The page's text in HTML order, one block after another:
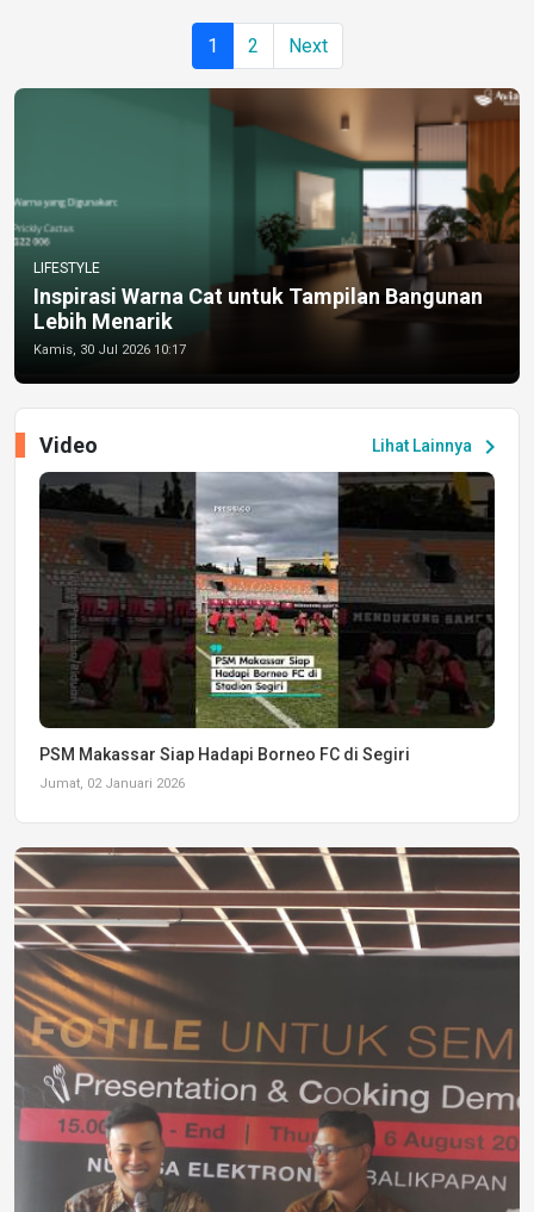
1 2 Next
LIFESTYLE
Inspirasi Warna Cat untuk Tampilan Bangunan
Lebih Menarik
Kamis, 30 Jul 2026 10:17
Lihat Lainnya chevron_right
Video
PSM Makassar Siap Hadapi Borneo FC di Segiri
Jumat, 02 Januari 2026